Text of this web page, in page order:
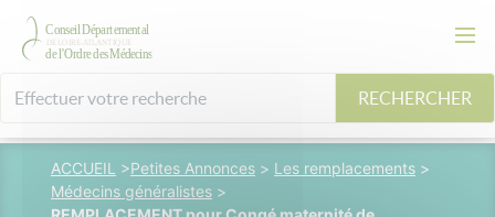
RECHERCHER
ACCUEIL >Petites Annonces > Les remplacements >
Médecins généralistes >